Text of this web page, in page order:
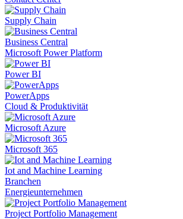
Supply Chain
Business Central
Microsoft Power Platform
Power BI
PowerApps
Cloud & Produktivität
Microsoft Azure
Microsoft 365
Iot and Machine Learning
Branchen
Energieunternehmen
Project Portfolio Management